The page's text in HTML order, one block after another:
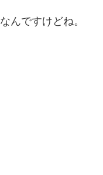
んですけどね。